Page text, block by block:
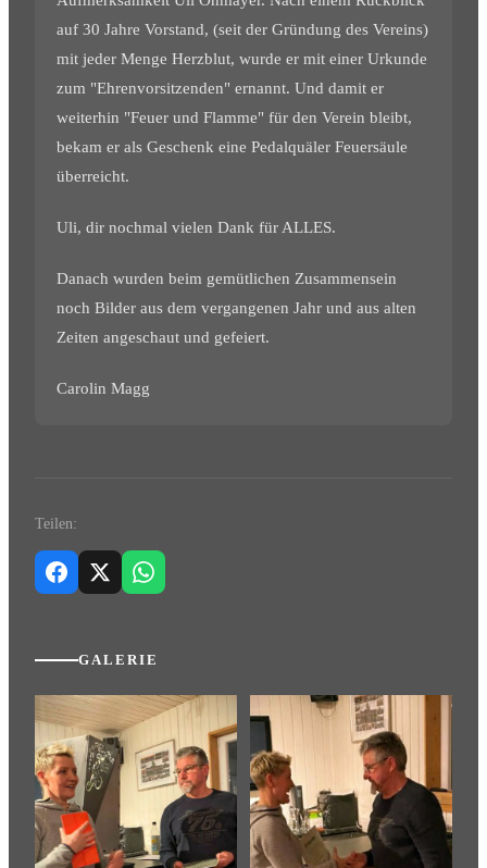
auf 30 Jahre Vorstand, (seit der Gründung des Vereins)
mit jeder Menge Herzblut, wurde er mit einer Urkunde
zum "Ehrenvorsitzenden" ernannt. Und damit er
weiterhin "Feuer und Flamme" für den Verein bleibt,
bekam er als Geschenk eine Pedalquäler Feuersäule
überreicht.
Uli, dir nochmal vielen Dank für ALLES.
Danach wurden beim gemütlichen Zusammensein
noch Bilder aus dem vergangenen Jahr und aus alten
Zeiten angeschaut und gefeiert.
Carolin Magg
Teilen:
GALERIE